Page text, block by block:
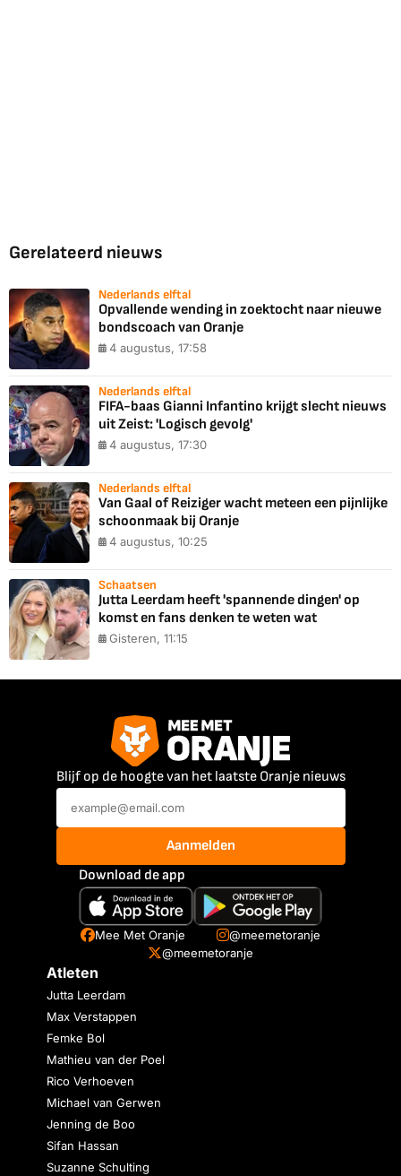
Gerelateerd nieuws
Nederlands elftal
Opvallende wending in zoektocht naar nieuwe
bondscoach van Oranje
4 augustus, 17:58
Nederlands elftal
FIFA-baas Gianni Infantino krijgt slecht nieuws
uit Zeist: 'Logisch gevolg'
4 augustus, 17:30
Nederlands elftal
Van Gaal of Reiziger wacht meteen een pijnlijke
schoonmaak bij Oranje
4 augustus, 10:25
Schaatsen
Jutta Leerdam heeft 'spannende dingen' op
komst en fans denken te weten wat
Gisteren, 11:15
Blijf op de hoogte van het laatste Oranje nieuws
Aanmelden
Download de app
Mee Met Oranje
@meemetoranje
@meemetoranje
Atleten
Jutta Leerdam
Max Verstappen
Femke Bol
Mathieu van der Poel
Rico Verhoeven
Michael van Gerwen
Jenning de Boo
Sifan Hassan
Suzanne Schulting